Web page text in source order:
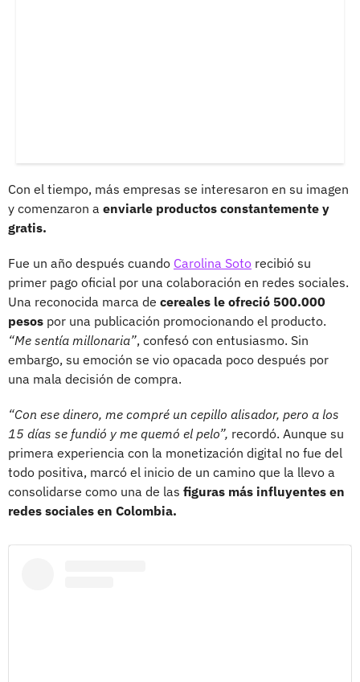
Con el tiempo, más empresas se interesaron en su imagen
y comenzaron a enviarle productos constantemente y
gratis.
Fue un año después cuando Carolina Soto recibió su
primer pago oficial por una colaboración en redes sociales.
Una reconocida marca de cereales le ofreció 500.000
pesos por una publicación promocionando el producto.
“Me sentía millonaria”, confesó con entusiasmo. Sin
embargo, su emoción se vio opacada poco después por
una mala decisión de compra.
“Con ese dinero, me compré un cepillo alisador, pero a los
15 días se fundió y me quemó el pelo”, recordó. Aunque su
primera experiencia con la monetización digital no fue del
todo positiva, marcó el inicio de un camino que la llevo a
consolidarse como una de las figuras más influyentes en
redes sociales en Colombia.